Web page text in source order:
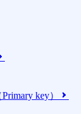
key） 